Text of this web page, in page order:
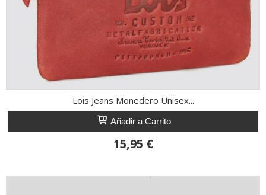
Lois Jeans Monedero Unisex...
Añadir a Carrito
15,95 €